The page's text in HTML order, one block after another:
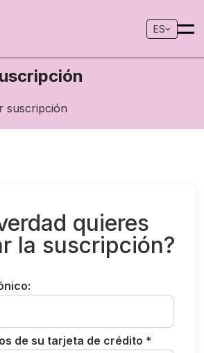
ES
suscripción
quieres
la suscripción?
de su tarjeta de crédito *